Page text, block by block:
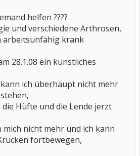
helfen ????
und verschiedene Arthrosen,
arbeitsunfähig krank
28.1.08 ein künstliches
ich überhaupt nicht mehr
die Hüfte und die Lende jerzt
nicht mehr und ich kann
fortbewegen,